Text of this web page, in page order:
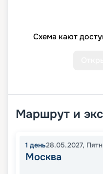
Схема кают
Маршрут и
1 день28.05.2027,
Москва